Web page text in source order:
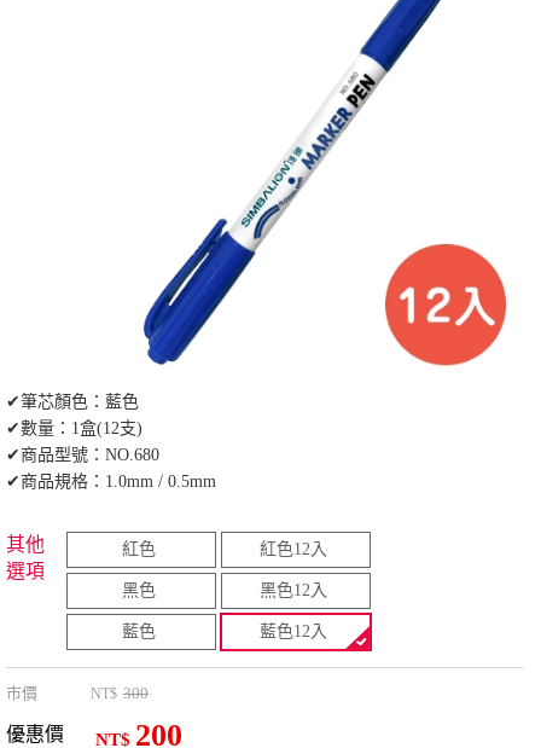
✔筆芯顏色：藍色
✔數量：1盒(12支)
✔商品型號：NO.680
✔商品規格：1.0mm / 0.5mm
其他
選項
紅色 紅色12入
黑色 黑色12入
藍色 藍色12入
市價 NT$ 300
優惠價 NT$ 200